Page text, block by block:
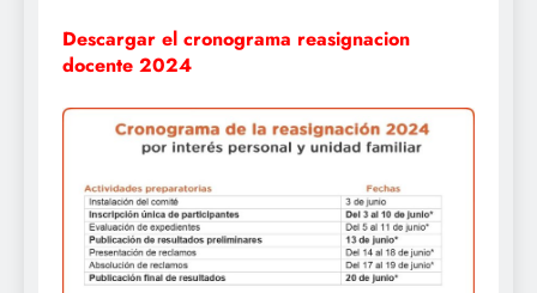
Descargar el cronograma reasignacion
docente 2024